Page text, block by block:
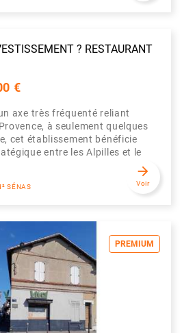
? RESTAURANT
€
axe très fréquenté reliant
à seulement quelques
cet établissement bénéficie
entre les Alpilles et le
SÉNAS
arrow_forward
Voir
PREMIUM